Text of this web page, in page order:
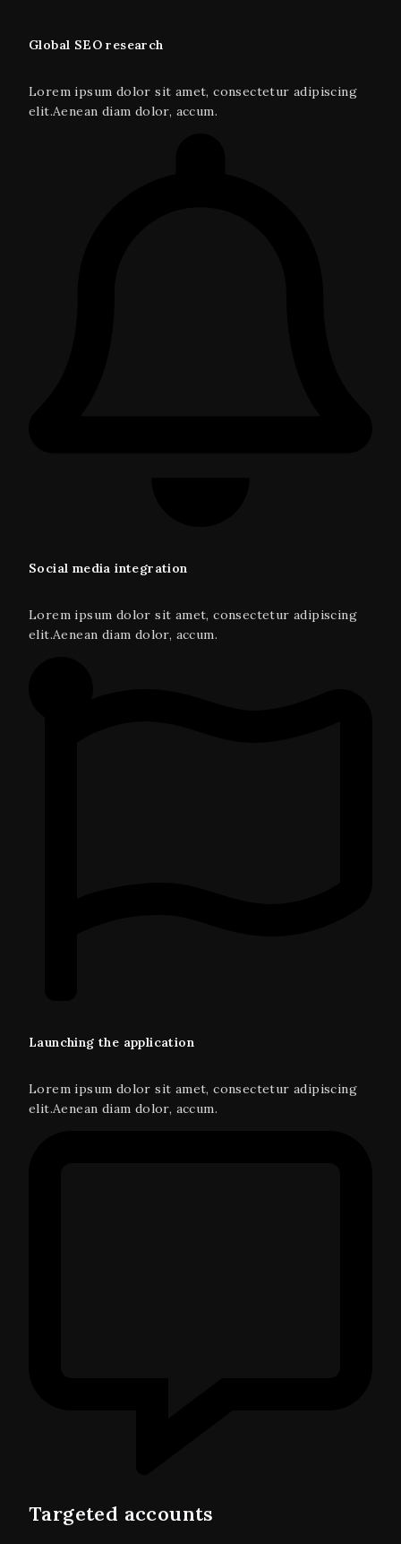
Global SEO research
Lorem ipsum dolor sit amet, consectetur adipiscing
elit.Aenean diam dolor, accum.
Social media integration
Lorem ipsum dolor sit amet, consectetur adipiscing
elit.Aenean diam dolor, accum.
Launching the application
Lorem ipsum dolor sit amet, consectetur adipiscing
elit.Aenean diam dolor, accum.
Targeted accounts